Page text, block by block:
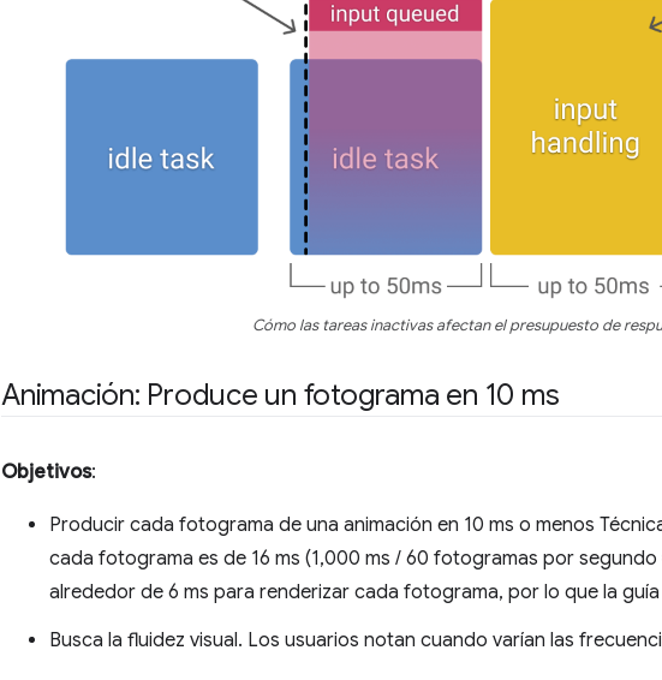
Cómo las tareas inactivas afectan el presupuesto de
Animación: Produce un fotograma en 10 ms
Objetivos:
Producir cada fotograma de una animación en 10 ms o menos
cada fotograma es de 16 ms (1,000 ms / 60 fotogramas por
alrededor de 6 ms para renderizar cada fotograma, por lo que la
Busca la fluidez visual. Los usuarios notan cuando varían las